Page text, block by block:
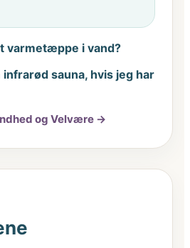
varmetæppe i vand?
infrarød sauna, hvis jeg har
og Velvære →